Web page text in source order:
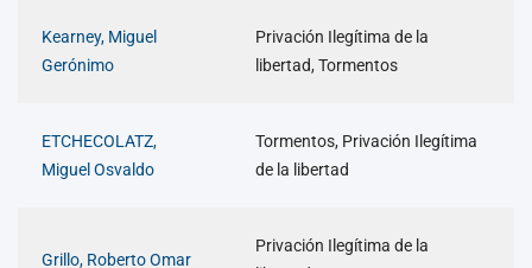
Kearney, Miguel
Gerónimo
Privación Ilegítima de la
libertad, Tormentos
ETCHECOLATZ,
Miguel Osvaldo
Tormentos, Privación Ilegítima
de la libertad
Grillo, Roberto Omar
Privación Ilegítima de la